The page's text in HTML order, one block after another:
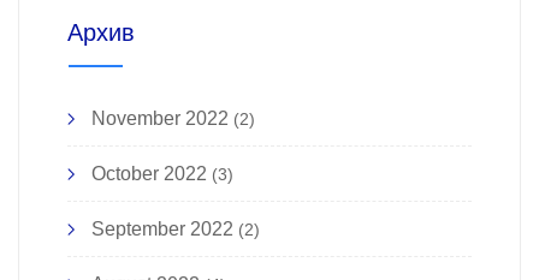
Архив
November 2022 (2)
October 2022 (3)
September 2022 (2)